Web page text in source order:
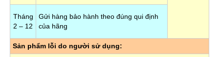
Tháng
2 – 12
Gửi hàng bảo hành theo đúng qui định
của hãng
Sản phẩm lỗi do người sử dụng: